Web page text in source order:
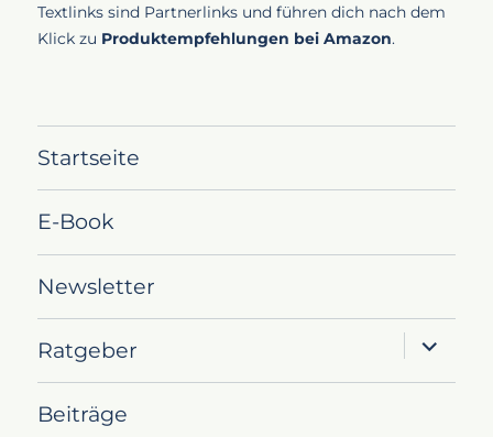
Textlinks sind Partnerlinks und führen dich nach dem
Klick zu Produktempfehlungen bei Amazon.
Startseite
E-Book
Newsletter
Ratgeber
öffnen
Beiträge